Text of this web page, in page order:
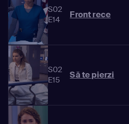
S02
E14
Front rece
S02
E15
Să te pierzi